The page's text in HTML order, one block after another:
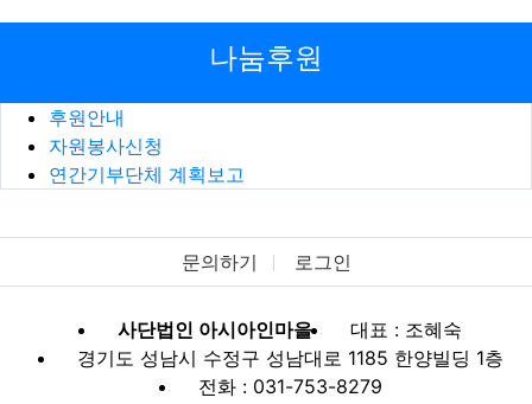
나눔후원
후원안내
자원봉사신청
연간기부단체 계획보고
문의하기 로그인
사단법인 아시아인마을
대표 : 조혜숙
경기도 성남시 수정구 성남대로 1185 한양빌딩 1층
전화 : 031-753-8279